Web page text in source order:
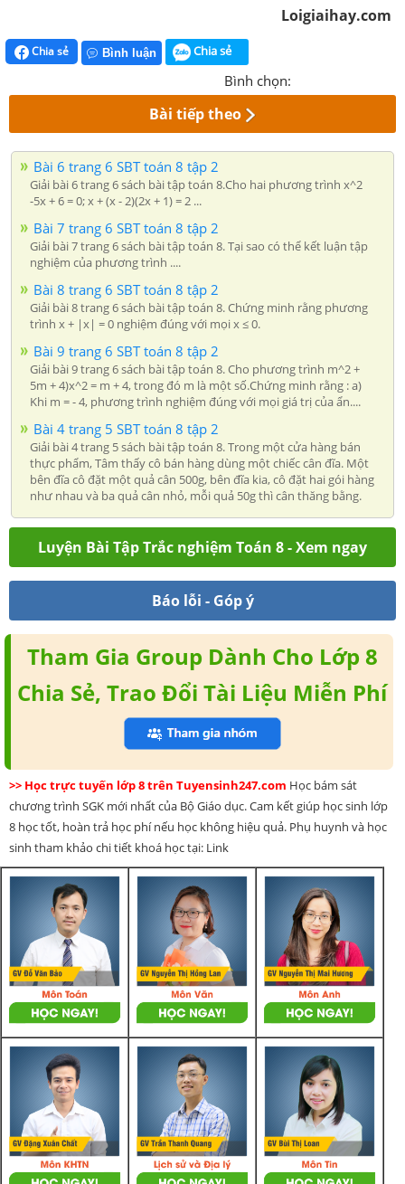
Loigiaihay.com
Chia sẻ Bình luận Chia sẻ
Bình chọn:
Bài tiếp theo
Bài 6 trang 6 SBT toán 8 tập 2
Giải bài 6 trang 6 sách bài tập toán 8.Cho hai phương trình x^2
-5x + 6 = 0; x + (x - 2)(2x + 1) = 2 ...
Bài 7 trang 6 SBT toán 8 tập 2
Giải bài 7 trang 6 sách bài tập toán 8. Tại sao có thể kết luận tập
nghiệm của phương trình ....
Bài 8 trang 6 SBT toán 8 tập 2
Giải bài 8 trang 6 sách bài tập toán 8. Chứng minh rằng phương
trình x + |x| = 0 nghiệm đúng với mọi x ≤ 0.
Bài 9 trang 6 SBT toán 8 tập 2
Giải bài 9 trang 6 sách bài tập toán 8. Cho phương trình m^2 +
5m + 4)x^2 = m + 4, trong đó m là một số.Chứng minh rằng : a)
Khi m = - 4, phương trình nghiệm đúng với mọi giá trị của ẩn....
Bài 4 trang 5 SBT toán 8 tập 2
Giải bài 4 trang 5 sách bài tập toán 8. Trong một cửa hàng bán
thực phẩm, Tâm thấy cô bán hàng dùng một chiếc cân đĩa. Một
bên đĩa cô đặt một quả cân 500g, bên đĩa kia, cô đặt hai gói hàng
như nhau và ba quả cân nhỏ, mỗi quả 50g thì cân thăng bằng.
Luyện Bài Tập Trắc nghiệm Toán 8 - Xem ngay
Báo lỗi - Góp ý
Tham Gia Group Dành Cho Lớp 8
Chia Sẻ, Trao Đổi Tài Liệu Miễn Phí
>> Học trực tuyến lớp 8 trên Tuyensinh247.com Học bám sát
chương trình SGK mới nhất của Bộ Giáo dục. Cam kết giúp học sinh lớp
8 học tốt, hoàn trả học phí nếu học không hiệu quả. Phụ huynh và học
sinh tham khảo chi tiết khoá học tại: Link